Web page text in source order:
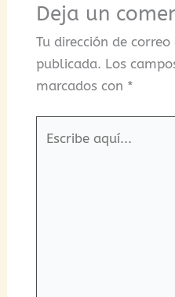
Deja un
Tu dirección de
publicada. Los
marcados con *